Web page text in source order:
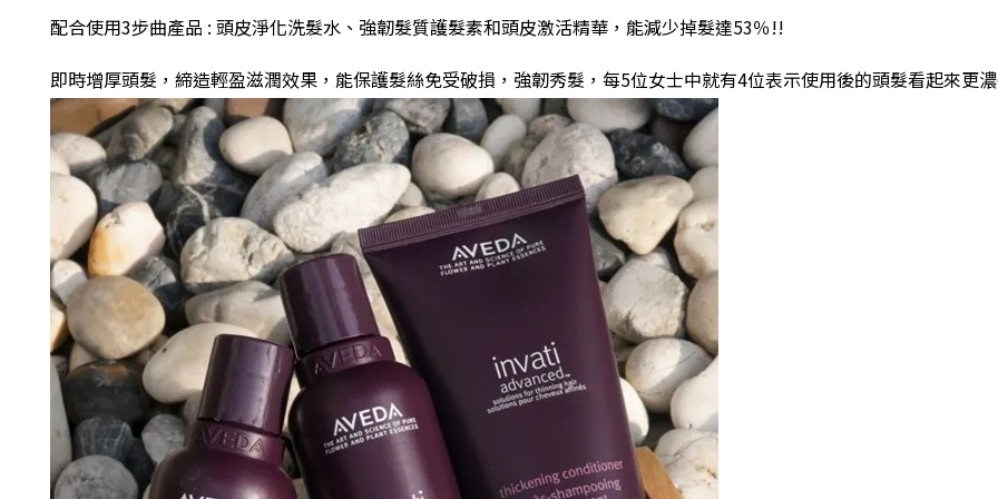
配合使用3步曲產品 : 頭皮淨化洗髮水、強韌髮質護髮素和頭皮激活精華，能減少掉髮達53％!!
即時增厚頭髮，締造輕盈滋潤效果，能保護髮絲免受破損，強韌秀髮 ， 每5位女士中就有4位表示使用後的頭髮看起來更